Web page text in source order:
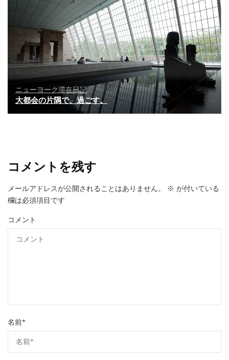
ニューヨーク滞在日記
大都会の片隅で、過ごす。
コメントを残す
メールアドレスが公開されることはありません。 ※ が付いている
欄は必須項目です
コメント
名前*